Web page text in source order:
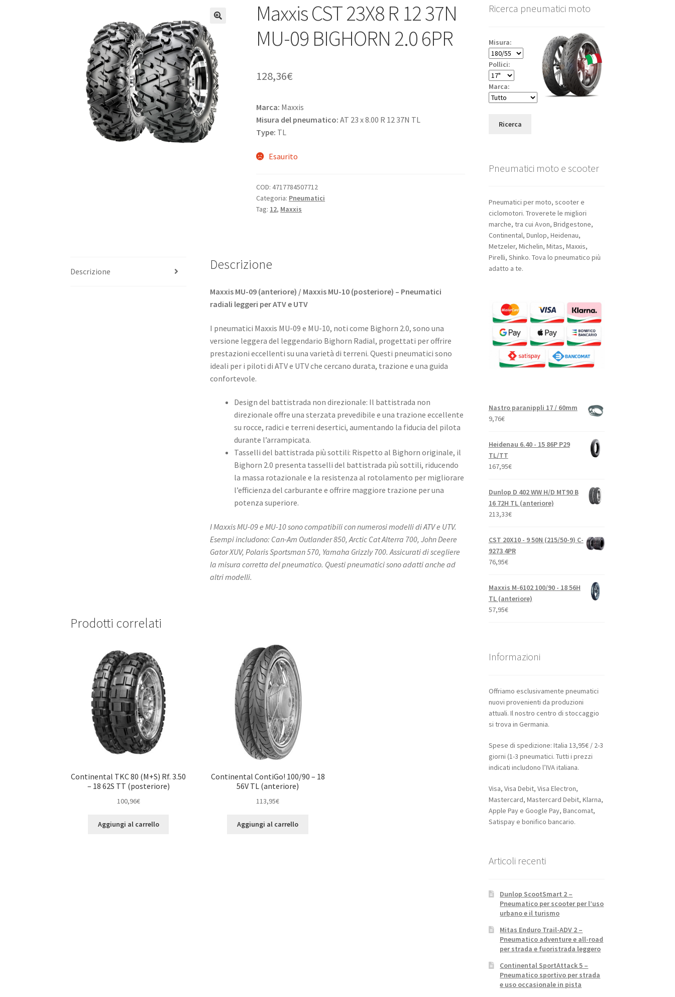
Maxxis CST 23X8 R 12 37N
MU-09 BIGHORN 2.0 6PR
128,36€
Marca: Maxxis
Misura del pneumatico: AT 23 x 8.00 R 12 37N TL
Type: TL
Esaurito
COD:4717784507712
Categoria: Pneumatici
Tag: 12, Maxxis
Descrizione Descrizione
Maxxis MU-09 (anteriore) / Maxxis MU-10 (posteriore) – Pneumatici
radiali leggeri per ATV e UTV
I pneumatici Maxxis MU-09 e MU-10, noti come Bighorn 2.0, sono una
versione leggera del leggendario Bighorn Radial, progettati per offrire
prestazioni eccellenti su una varietà di terreni. Questi pneumatici sono
ideali per i piloti di ATV e UTV che cercano durata, trazione e una guida
confortevole. ​
Design del battistrada non direzionale: Il battistrada non
direzionale offre una sterzata prevedibile e una trazione eccellente
su rocce, radici e terreni desertici, aumentando la fiducia del pilota
durante l’arrampicata. ​
Tasselli del battistrada più sottili: Rispetto al Bighorn originale, il
Bighorn 2.0 presenta tasselli del battistrada più sottili, riducendo
la massa rotazionale e la resistenza al rotolamento per migliorare
l’efficienza del carburante e offrire maggiore trazione per una
potenza superiore. ​
I Maxxis MU-09 e MU-10 sono compatibili con numerosi modelli di ATV e UTV.
Esempi includono: Can-Am Outlander 850, Arctic Cat Alterra 700, John Deere
Gator XUV, Polaris Sportsman 570, Yamaha Grizzly 700. Assicurati di scegliere
la misura corretta del pneumatico. Questi pneumatici sono adatti anche ad
altri modelli.​
Prodotti correlati
Continental TKC 80 (M+S) Rf. 3.50
– 18 62S TT (posteriore)
100,96€
Aggiungi al carrello
Continental ContiGo! 100/90 – 18
56V TL (anteriore)
113,95€
Aggiungi al carrello
Ricerca pneumatici moto
Misura:
Pollici:
Marca:
Ricerca
Pneumatici moto e scooter
Pneumatici per moto, scooter e
ciclomotori. Troverete le migliori
marche, tra cui Avon, Bridgestone,
Continental, Dunlop, Heidenau,
Metzeler, Michelin, Mitas, Maxxis,
Pirelli, Shinko. Tova lo pneumatico più
adatto a te.
Nastro paranippli 17 / 60mm
9,76€
Heidenau 6.40 - 15 86P P29
TL/TT
167,95€
Dunlop D 402 WW H/D MT90 B
16 72H TL (anteriore)
213,33€
CST 20X10 - 9 50N (215/50-9) C-
9273 4PR
76,95€
Maxxis M-6102 100/90 - 18 56H
TL (anteriore)
57,95€
Informazioni
Offriamo esclusivamente pneumatici
nuovi provenienti da produzioni
attuali. Il nostro centro di stoccaggio
si trova in Germania.
Spese di spedizione: Italia 13,95€ / 2-3
giorni (1-3 pneumatici. Tutti i prezzi
indicati includono l’IVA italiana.
Visa, Visa Debit, Visa Electron,
Mastercard, Mastercard Debit, Klarna,
Apple Pay e Google Pay, Bancomat,
Satispay e bonifico bancario.
Articoli recenti
Dunlop ScootSmart 2 –
Pneumatico per scooter per l’uso
urbano e il turismo
Mitas Enduro Trail-ADV 2 –
Pneumatico adventure e all-road
per strada e fuoristrada leggero
Continental SportAttack 5 –
Pneumatico sportivo per strada
e uso occasionale in pista